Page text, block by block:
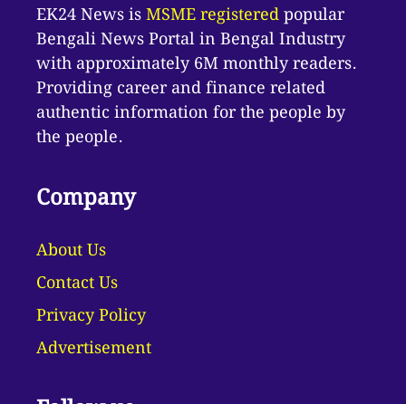
EK24 News isMSME registeredpopular
Bengali News Portal in Bengal Industry
with approximately 6M monthly readers.
Providing career and finance related
authentic information for the people by
the people.
Company
About Us
Contact Us
Privacy Policy
Advertisement